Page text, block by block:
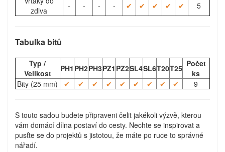
zdiva
- - - - ✔ ✔ ✔ ✔ ✔ 5
Tabulka bitů
Typ /
Velikost
PH1 PH2PH3PZ1 PZ2SL4SL6T20T25 Počet
ks
Bity (25 mm)
✔ ✔ ✔ ✔ ✔ ✔ ✔ ✔ ✔ 9
S touto sadou budete připraveni čelit jakékoli výzvě, kterou
vám domácí dílna postaví do cesty. Nechte se inspirovat a
pusťte se do projektů s jistotou, že máte po ruce to správné
nářadí.